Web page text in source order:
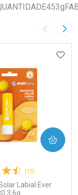
Imagem
FAVORITOS
(15)
Labial Ever
3,6g
COMPRAR